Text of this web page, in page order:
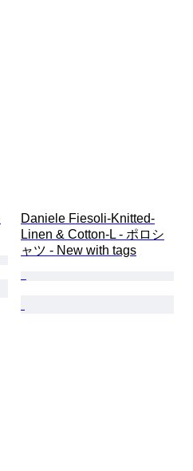
Daniele Fiesoli-Knitted-
Linen & Cotton-L - ポロシ
ャツ - New with tags